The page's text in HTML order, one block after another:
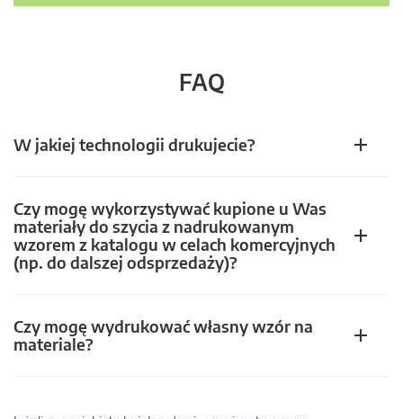
FAQ
W jakiej technologii drukujecie?
Czy mogę wykorzystywać kupione u Was
materiały do szycia z nadrukowanym
wzorem z katalogu w celach komercyjnych
(np. do dalszej odsprzedaży)?
Czy mogę wydrukować własny wzór na
materiale?